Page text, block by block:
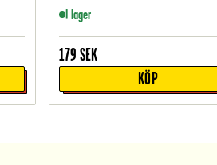
I lager
179 SEK
KÖP